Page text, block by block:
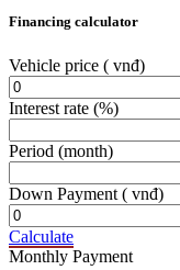
Financing calculator
Vehicle price ( vnđ)
Interest rate (%)
Period (month)
Down Payment ( vnđ)
Calculate
Monthly Payment